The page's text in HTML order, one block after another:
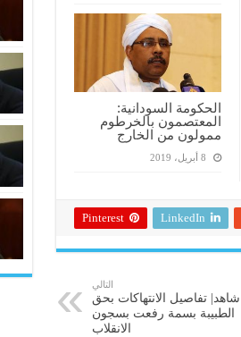
الحكومة السودانية:
المعتصمون بالخرطوم
ممولون من الخارج
8 أبريل، 2019
LinkedIn
Pinterest
التالي
شاهد| تفاصيل الانتهاكات بحق
الطبيبة بسمة رفعت بسجون
الانقلاب